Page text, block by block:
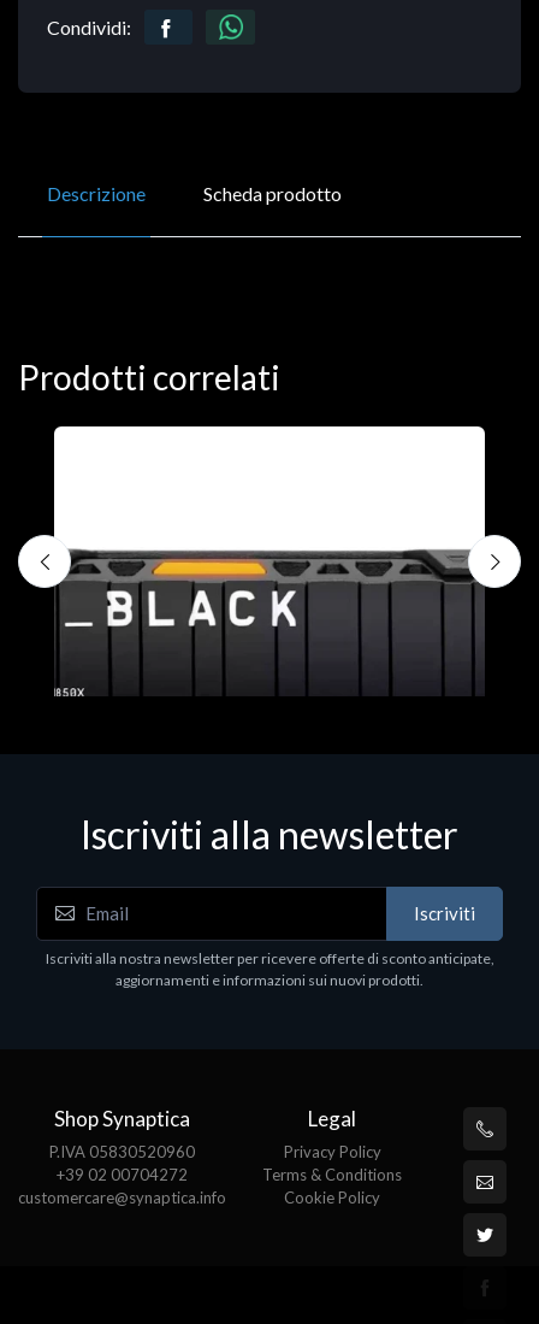
Condividi:
Descrizione Scheda prodotto
Prodotti correlati
WD_BLACK SN850X NVMe SSD
WDBB9H0020BNC - SSD - 2 TB - interno - M.2
2280 - PCIe 4.0 (NVMe) - dissipatore integrato -
nero
Iscriviti alla newsletter
Iscriviti
Iscriviti alla nostra newsletter per ricevere offerte di sconto anticipate,
aggiornamenti e informazioni sui nuovi prodotti.
Shop Synaptica
P.IVA 05830520960
+39 02 00704272
customercare@synaptica.info
Legal
Privacy Policy
Terms & Conditions
Cookie Policy